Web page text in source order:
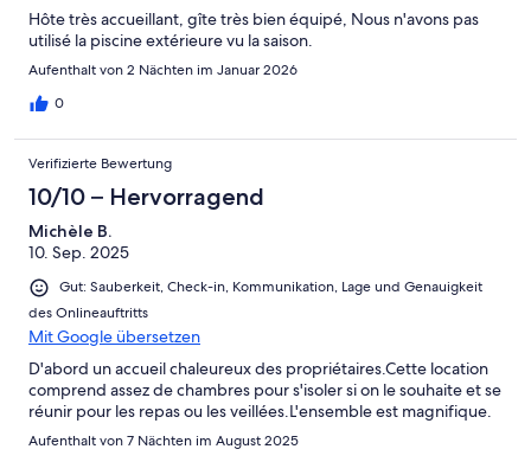
Hôte très accueillant, gîte très bien équipé, Nous n'avons pas
utilisé la piscine extérieure vu la saison.
Aufenthalt von 2 Nächten im Januar 2026
0
Verifizierte Bewertung
10/10 – Hervorragend
Michèle B.
10. Sep. 2025
Gut: Sauberkeit, Check-in, Kommunikation, Lage und Genauigkeit
des Onlineauftritts
Mit Google übersetzen
D'abord un accueil chaleureux des propriétaires.Cette location
comprend assez de chambres pour s'isoler si on le souhaite et se
réunir pour les repas ou les veillées.L'ensemble est magnifique.
Aufenthalt von 7 Nächten im August 2025